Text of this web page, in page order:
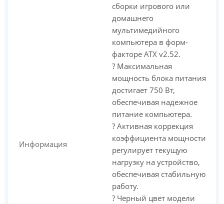
PC-Arena на карте Москвы — Яндекс Карты
Информация
сборки игрового или
домашнего
мультимедийного
компьютера в форм-
факторе ATX v2.52.
? Максимальная
мощность блока питания
достигает 750 Вт,
обеспечивая надежное
питание компьютера.
? Активная коррекция
коэффициента мощности
регулирует текущую
нагрузку на устройство,
обеспечивая стабильную
работу.
? Черный цвет модели